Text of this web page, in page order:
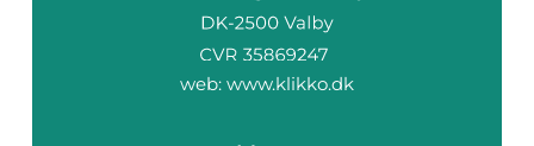
web: www.klikko.dk